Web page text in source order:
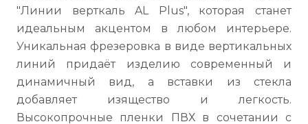
"Линии верткаль AL Plus", которая станет
идеальным акцентом в любом интерьере.
Уникальная фрезеровка в виде вертикальных
линий придаёт изделию современный и
динамичный вид, а вставки из стекла
добавляет изящество и легкость.
Высокопрочные пленки ПВХ в сочетании с